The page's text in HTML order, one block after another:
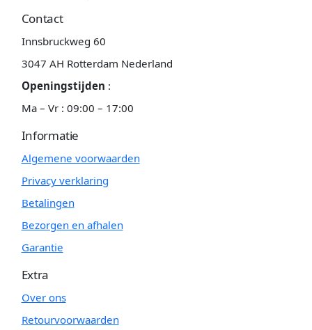
Contact
Innsbruckweg 60
3047 AH Rotterdam Nederland
Openingstijden :
Ma – Vr : 09:00 – 17:00
Informatie
Algemene voorwaarden
Privacy verklaring
Betalingen
Bezorgen en afhalen
Garantie
Extra
Over ons
Retourvoorwaarden